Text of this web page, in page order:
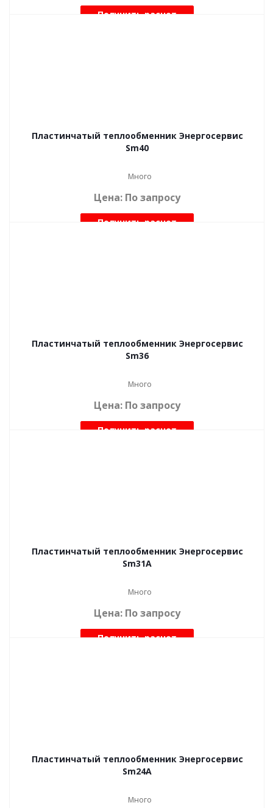
Получить расчет
Пластинчатый теплообменник Энергосервис
Sm40
Много
Цена: По запросу
Получить расчет
Пластинчатый теплообменник Энергосервис
Sm36
Много
Цена: По запросу
Получить расчет
Пластинчатый теплообменник Энергосервис
Sm31A
Много
Цена: По запросу
Получить расчет
Пластинчатый теплообменник Энергосервис
Sm24A
Много